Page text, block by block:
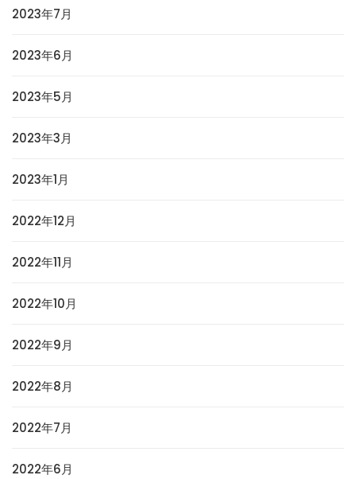
2023年7月
2023年6月
2023年5月
2023年3月
2023年1月
2022年12月
2022年11月
2022年10月
2022年9月
2022年8月
2022年7月
2022年6月